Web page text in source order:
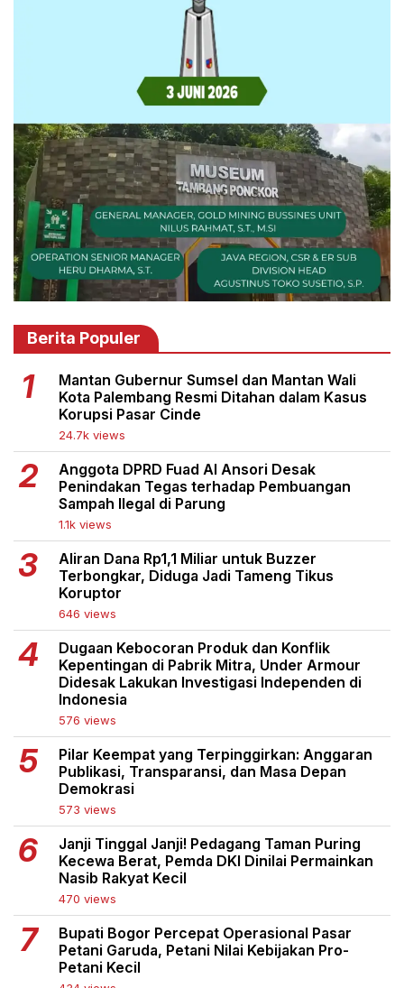
Berita Populer
Mantan Gubernur Sumsel dan Mantan Wali
Kota Palembang Resmi Ditahan dalam Kasus
Korupsi Pasar Cinde
24.7k views
Anggota DPRD Fuad Al Ansori Desak
Penindakan Tegas terhadap Pembuangan
Sampah Ilegal di Parung
1.1k views
Aliran Dana Rp1,1 Miliar untuk Buzzer
Terbongkar, Diduga Jadi Tameng Tikus
Koruptor
646 views
Dugaan Kebocoran Produk dan Konflik
Kepentingan di Pabrik Mitra, Under Armour
Didesak Lakukan Investigasi Independen di
Indonesia
576 views
Pilar Keempat yang Terpinggirkan: Anggaran
Publikasi, Transparansi, dan Masa Depan
Demokrasi
573 views
Janji Tinggal Janji! Pedagang Taman Puring
Kecewa Berat, Pemda DKI Dinilai Permainkan
Nasib Rakyat Kecil
470 views
Bupati Bogor Percepat Operasional Pasar
Petani Garuda, Petani Nilai Kebijakan Pro-
Petani Kecil